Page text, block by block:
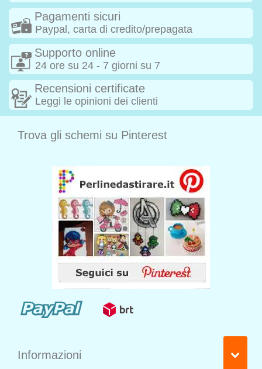
Pagamenti sicuri
Paypal, carta di credito/prepagata
Supporto online
24 ore su 24 - 7 giorni su 7
Recensioni certificate
Leggi le opinioni dei clienti
Trova gli schemi su Pinterest
Informazioni